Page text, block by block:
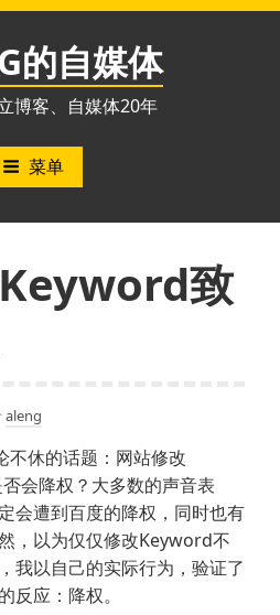
的自媒体
博客、自媒体20年
菜单
致
aleng
不休的话题：网站修改
会降权？大多数的声音表
会遭到百度的降权，同时也有
，以为仅仅修改Keyword不
我以自己的实际行为，验证了
反应：降权。